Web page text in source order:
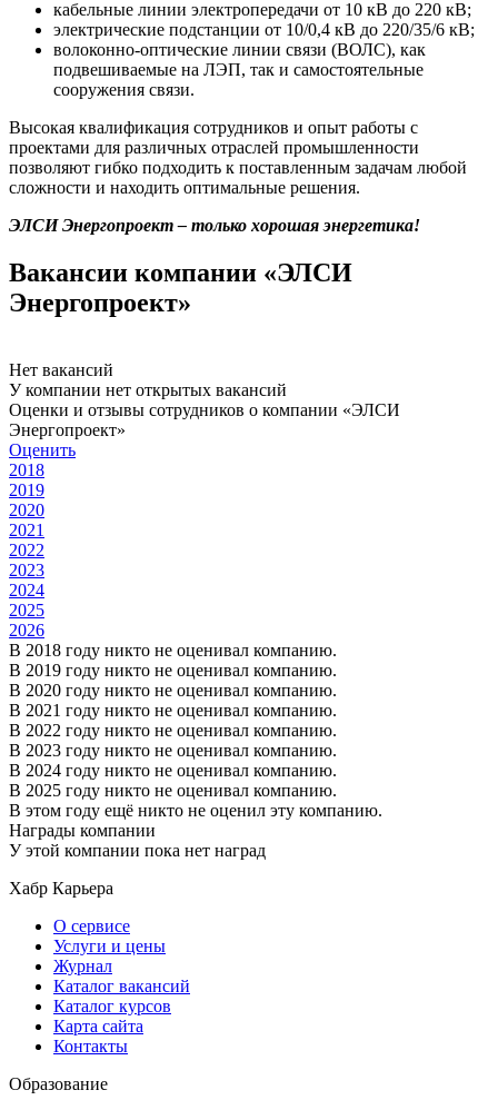
кабельные линии электропередачи от 10 кВ до 220 кВ;
электрические подстанции от 10/0,4 кВ до 220/35/6 кВ;
волоконно-оптические линии связи (ВОЛС), как
подвешиваемые на ЛЭП, так и самостоятельные
сооружения связи.
Высокая квалификация сотрудников и опыт работы с
проектами для различных отраслей промышленности
позволяют гибко подходить к поставленным задачам любой
сложности и находить оптимальные решения.
ЭЛСИ Энергопроект – только хорошая энергетика!
Вакансии компании «ЭЛСИ
Энергопроект»
Нет вакансий
У компании нет открытых вакансий
Оценки и отзывы сотрудников о компании «ЭЛСИ
Энергопроект»
Оценить
2018
2019
2020
2021
2022
2023
2024
2025
2026
В 2018 году никто не оценивал компанию.
В 2019 году никто не оценивал компанию.
В 2020 году никто не оценивал компанию.
В 2021 году никто не оценивал компанию.
В 2022 году никто не оценивал компанию.
В 2023 году никто не оценивал компанию.
В 2024 году никто не оценивал компанию.
В 2025 году никто не оценивал компанию.
В этом году ещё никто не оценил эту компанию.
Награды компании
У этой компании пока нет наград
Хабр Карьера
О сервисе
Услуги и цены
Журнал
Каталог вакансий
Каталог курсов
Карта сайта
Контакты
Образование